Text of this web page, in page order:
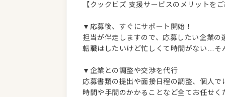
【クックビズ 支援サービスのメリットをご
▼応募後、すぐにサポート開始！
担当が伴走しますので、応募したい企業の
転職はしたいけど忙しくて時間がない…そ
▼企業との調整や交渉を代行
応募書類の提出や面接日程の調整、個人で
時間や手間のかかることなど全てお任せく